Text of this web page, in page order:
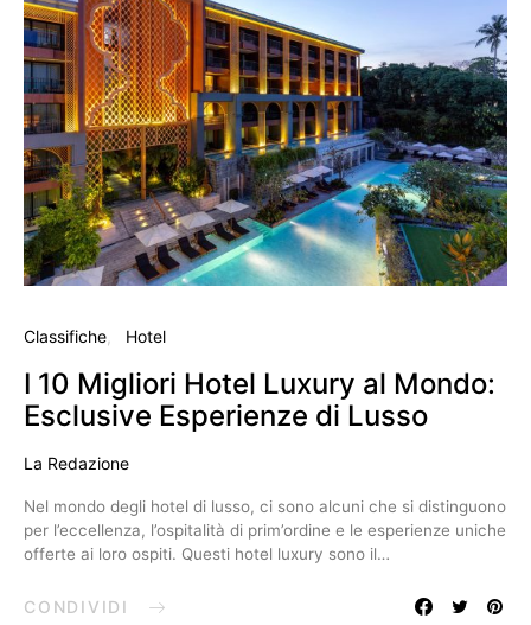
Classifiche Hotel
I 10 Migliori Hotel Luxury al Mondo:
Esclusive Esperienze di Lusso
La Redazione
Nel mondo degli hotel di lusso, ci sono alcuni che si distinguono
per l’eccellenza, l’ospitalità di prim’ordine e le esperienze uniche
offerte ai loro ospiti. Questi hotel luxury sono il…
CONDIVIDI